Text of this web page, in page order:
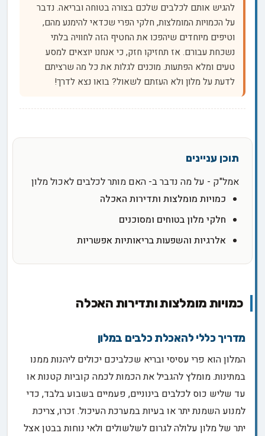
להגיש אותם לכלבים שלכם בצורה בטוחה ובריאה. נדבר
על הכמויות המומלצות, חלקי הפרי שכדאי להימנע מהם,
וטיפים מיוחדים שיהפכו את החטיף הזה לחוויה בלתי
נשכחת עבורם. אז תחזיקו חזק, כי אנחנו יוצאים למסע
טעים ומלא הפתעות. מוכנים לגלות את כל מה שרציתם
לדעת על מלון ולא העזתם לשאול? בואו נצא לדרך!
אמל"ק - על מה נדבר ב- האם מותר לכלבים לאכול מלון
כמויות מומלצות ותדירות האכלה
חלקי מלון בטוחים ומסוכנים
אלרגיות והשפעות בריאותיות אפשריות
כמויות מומלצות ותדירות האכלה
מדריך כללי להאכלת כלבים במלון
המלון הוא פרי עסיסי ובריא שכלביכם יכולים ליהנות ממנו
במתינות. מומלץ להגביל את הכמות לכמה קוביות קטנות או
עד שליש כוס לכלבים בינוניים, פעמיים בשבוע בלבד, כדי
למנוע השמנת יתר או בעיות במערכת העיכול. זכרו, צריכת
יתר של מלון עלולה לגרום לשלשולים ולאי נוחות בבטן אצל